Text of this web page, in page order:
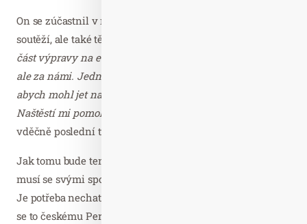
On se zúčastnil v minulosti nejen vrcholných klubových
soutěží, ale také těch na reprezentační úrovni.
část výpravy na evropské a světové turnaje platí, část jde
ale za námi. Jednou jsem musel zaplatit 20 tisíc korun,
abych mohl jet na světový šampionát za národní tým.
Naštěstí mi pomohl Metrostav a Světluška,“
vděčně poslední turnajový zážitek.
Jak tomu bude tentokrát je zatím ve hvězdách, nyní se
musí se svými spoluhráči nejdříve do finále probojovat.
Je potřeba nechat za sebou čtyři evropské kluby. Povede
se to českému Perunu? Odpověď bude jasná